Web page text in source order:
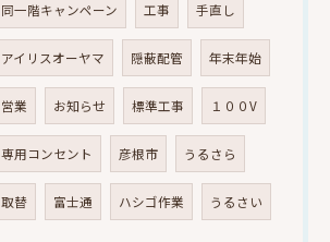
同一階キャンペーン 工事 手直し
アイリスオーヤマ 隠蔽配管 年末年始
営業 お知らせ 標準工事 １００V
専用コンセント 彦根市 うるさら
取替 富士通 ハシゴ作業 うるさい